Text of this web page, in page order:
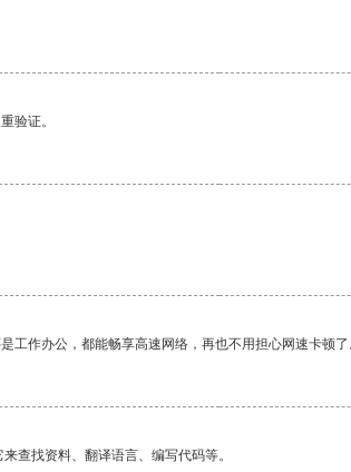
验证。
作办公，都能畅享高速网络，再也不用担心网速卡顿
查找资料、翻译语言、编写代码等。